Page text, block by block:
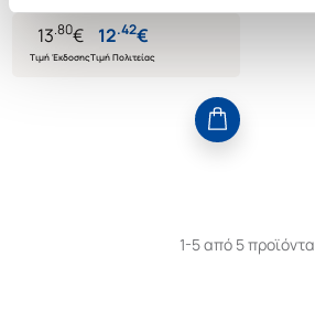
13.80€
Τιμή Έκδοσης
12.42€
Τιμή Πολιτείας
1-5 από 5 προϊόντα